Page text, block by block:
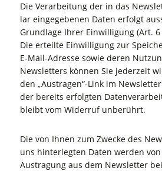
Die Ver­ar­bei­tung der in das
lar ein­ge­ge­be­nen Daten erfolgt
Grund­la­ge Ihrer Ein­wil­li­gung (Art. 6
Die erteil­te Ein­wil­li­gung zur
E‑Mail-Adres­se sowie deren
News­let­ters kön­nen Sie jeder­zeit
den „Austragen“-Link im
der bereits erfolg­ten
bleibt vom Wider­ruf unberührt.
Die von Ihnen zum Zwe­cke des
uns hin­ter­leg­ten Daten wer­den
Aus­tra­gung aus dem News­let­ter